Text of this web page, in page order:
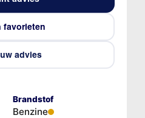
favorieten
advies
Brandstof
Benzine